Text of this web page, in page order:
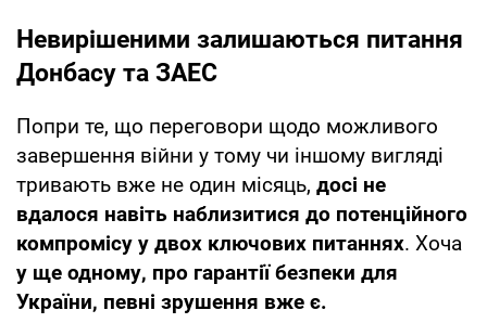
Невирішеними залишаються питання
Донбасу та ЗАЕС
Попри те, що переговори щодо можливого
завершення війни у тому чи іншому вигляді
тривають вже не один місяць, досі не
вдалося навіть наблизитися до потенційного
компромісу у двох ключових питаннях. Хоча
у ще одному, про гарантії безпеки для
України, певні зрушення вже є.